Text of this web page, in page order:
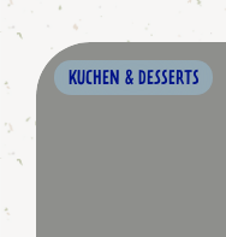
KUCHEN & DESSERTS